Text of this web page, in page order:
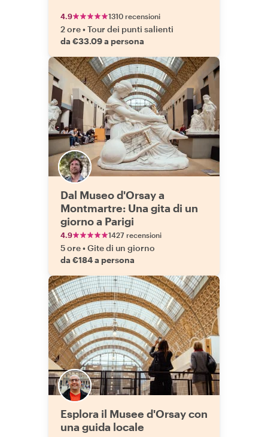
4.9 1310 recensioni
2 ore•Tour dei punti salienti
da €33.09 a persona
Dal Museo d'Orsay a
Montmartre: Una gita di un
giorno a Parigi
4.9 1427 recensioni
5 ore•Gite di un giorno
da €184 a persona
Esplora il Musee d'Orsay con
una guida locale